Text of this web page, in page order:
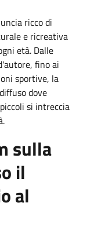
ricco di
e ricreativa
età. Dalle
fino ai
sportive, la
dove
si intreccia
sulla
il
al